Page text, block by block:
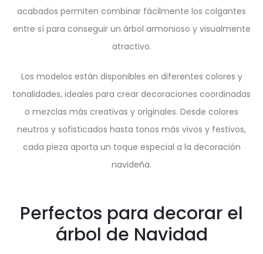
acabados permiten combinar fácilmente los colgantes
entre sí para conseguir un árbol armonioso y visualmente
atractivo.
Los modelos están disponibles en diferentes colores y
tonalidades, ideales para crear decoraciones coordinadas
o mezclas más creativas y originales. Desde colores
neutros y sofisticados hasta tonos más vivos y festivos,
cada pieza aporta un toque especial a la decoración
navideña.
Perfectos para decorar el
árbol de Navidad